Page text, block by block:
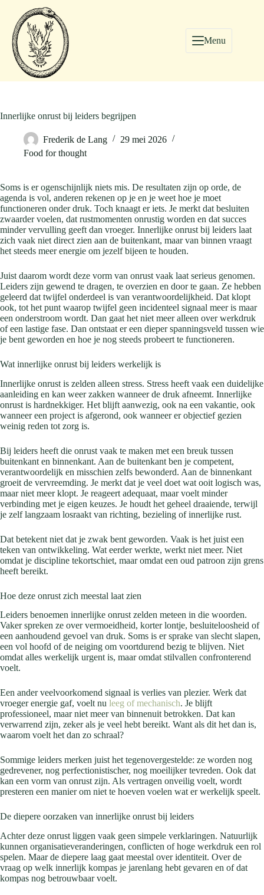
Menu
Innerlijke onrust bij leiders begrijpen
Frederik de Lang
29 mei 2026
Food for thought
Soms is er ogenschijnlijk niets mis. De resultaten zijn op orde, de
agenda is vol, anderen rekenen op je en je weet hoe je moet
functioneren onder druk. Toch knaagt er iets. Je merkt dat besluiten
zwaarder voelen, dat rustmomenten onrustig worden en dat succes
minder vervulling geeft dan vroeger. Innerlijke onrust bij leiders laat
zich vaak niet direct zien aan de buitenkant, maar van binnen vraagt
het steeds meer energie om jezelf bijeen te houden.
Juist daarom wordt deze vorm van onrust vaak laat serieus genomen.
Leiders zijn gewend te dragen, te overzien en door te gaan. Ze hebben
geleerd dat twijfel onderdeel is van verantwoordelijkheid. Dat klopt
ook, tot het punt waarop twijfel geen incidenteel signaal meer is maar
een onderstroom wordt. Dan gaat het niet meer alleen over werkdruk
of een lastige fase. Dan ontstaat er een dieper spanningsveld tussen wie
je bent geworden en hoe je nog steeds probeert te functioneren.
Wat innerlijke onrust bij leiders werkelijk is
Innerlijke onrust is zelden alleen stress. Stress heeft vaak een duidelijke
aanleiding en kan weer zakken wanneer de druk afneemt. Innerlijke
onrust is hardnekkiger. Het blijft aanwezig, ook na een vakantie, ook
wanneer een project is afgerond, ook wanneer er objectief gezien
weinig reden tot zorg is.
Bij leiders heeft die onrust vaak te maken met een breuk tussen
buitenkant en binnenkant. Aan de buitenkant ben je competent,
verantwoordelijk en misschien zelfs bewonderd. Aan de binnenkant
groeit de vervreemding. Je merkt dat je veel doet wat ooit logisch was,
maar niet meer klopt. Je reageert adequaat, maar voelt minder
verbinding met je eigen keuzes. Je houdt het geheel draaiende, terwijl
je zelf langzaam losraakt van richting, bezieling of innerlijke rust.
Dat betekent niet dat je zwak bent geworden. Vaak is het juist een
teken van ontwikkeling. Wat eerder werkte, werkt niet meer. Niet
omdat je discipline tekortschiet, maar omdat een oud patroon zijn grens
heeft bereikt.
Hoe deze onrust zich meestal laat zien
Leiders benoemen innerlijke onrust zelden meteen in die woorden.
Vaker spreken ze over vermoeidheid, korter lontje, besluiteloosheid of
een aanhoudend gevoel van druk. Soms is er sprake van slecht slapen,
een vol hoofd of de neiging om voortdurend bezig te blijven. Niet
omdat alles werkelijk urgent is, maar omdat stilvallen confronterend
voelt.
Een ander veelvoorkomend signaal is verlies van plezier. Werk dat
vroeger energie gaf, voelt nu leeg of mechanisch. Je blijft
professioneel, maar niet meer van binnenuit betrokken. Dat kan
verwarrend zijn, zeker als je veel hebt bereikt. Want als dit het dan is,
waarom voelt het dan zo schraal?
Sommige leiders merken juist het tegenovergestelde: ze worden nog
gedrevener, nog perfectionistischer, nog moeilijker tevreden. Ook dat
kan een vorm van onrust zijn. Als vertragen onveilig voelt, wordt
presteren een manier om niet te hoeven voelen wat er werkelijk speelt.
De diepere oorzaken van innerlijke onrust bij leiders
Achter deze onrust liggen vaak geen simpele verklaringen. Natuurlijk
kunnen organisatieveranderingen, conflicten of hoge werkdruk een rol
spelen. Maar de diepere laag gaat meestal over identiteit. Over de
vraag op welk innerlijk kompas je jarenlang hebt gevaren en of dat
kompas nog betrouwbaar voelt.